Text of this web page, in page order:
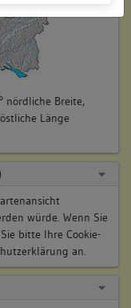
nördliche Breite,
Länge
würde. Wenn Sie
bitte Ihre Cookie-
an.